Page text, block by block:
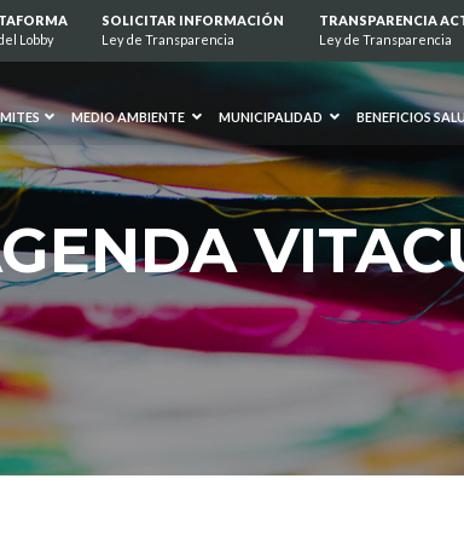
Lobby
SOLICITAR INFORMACIÓN
Ley de Transparencia
TRANSPARENCIA
Ley de Transparencia
MEDIO AMBIENTE MUNICIPALIDAD BENEFICIOS